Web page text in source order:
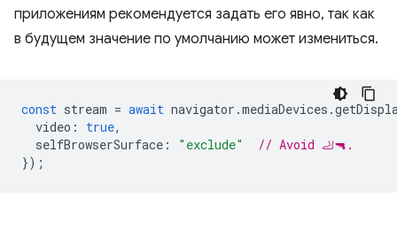
приложениям рекомендуется задать его явно, так как
в будущем значение по умолчанию может измениться.
const stream = await navigator .mediaDevices .
video : true,
selfBrowserSurface : "exclude"
// Avoid 🦶🔫.
});